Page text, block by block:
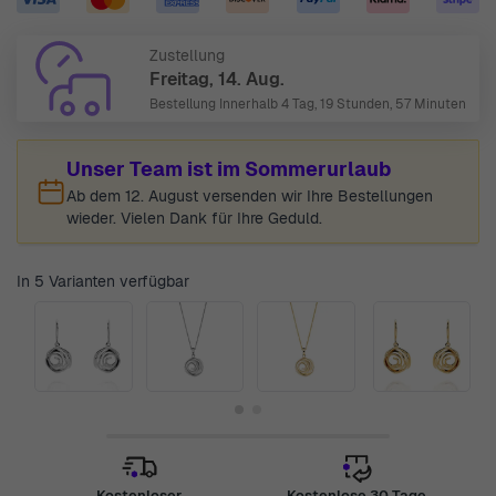
Zustellung
Freitag, 14. Aug.
Bestellung Innerhalb4 Tag, 19 Stunden, 57 Minuten
Unser Team ist im Sommerurlaub
Ab dem 12. August versenden wir Ihre Bestellungen
wieder. Vielen Dank für Ihre Geduld.
In 5 Varianten verfügbar